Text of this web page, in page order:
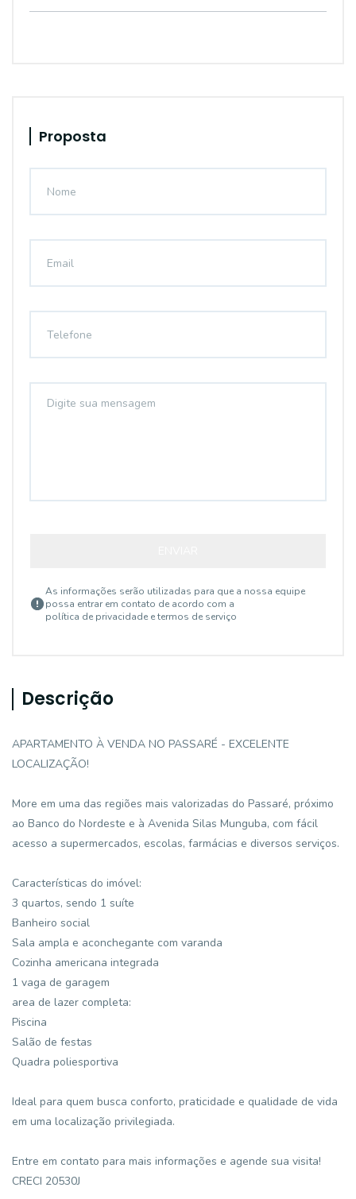
Proposta
As informações serão utilizadas para que a nossa equipe
possa entrar em contato de acordo com a
política de privacidade e termos de serviço
Descrição
APARTAMENTO À VENDA NO PASSARÉ - EXCELENTE
LOCALIZAÇÃO!
More em uma das regiões mais valorizadas do Passaré, próximo
ao Banco do Nordeste e à Avenida Silas Munguba, com fácil
acesso a supermercados, escolas, farmácias e diversos serviços.
Características do imóvel:
3 quartos, sendo 1 suíte
Banheiro social
Sala ampla e aconchegante com varanda
Cozinha americana integrada
1 vaga de garagem
area de lazer completa:
Piscina
Salão de festas
Quadra poliesportiva
Ideal para quem busca conforto, praticidade e qualidade de vida
em uma localização privilegiada.
Entre em contato para mais informações e agende sua visita!
CRECI 20530J